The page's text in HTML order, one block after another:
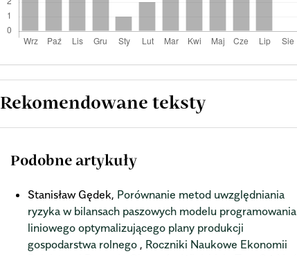
Rekomendowane teksty
Podobne artykuły
Stanisław Gędek, Porównanie metod uwzględniania
ryzyka w bilansach paszowych modelu programowania
liniowego optymalizującego plany produkcji
gospodarstwa rolnego, Roczniki Naukowe Ekonomii